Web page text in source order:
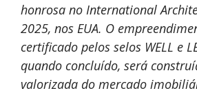
honrosa no International
2025, nos EUA. O
certificado pelos selos WELL e
quando concluído, será
valorizada do mercado